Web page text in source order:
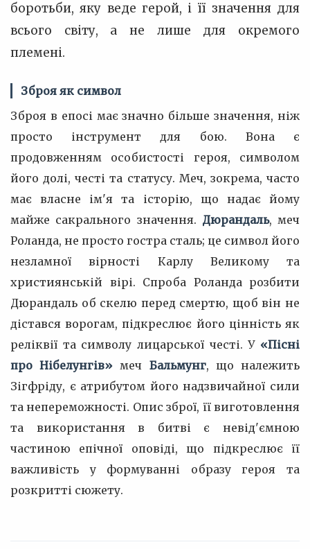
боротьби, яку веде герой, і її значення для
всього світу, а не лише для окремого
племені.
Зброя як символ
Зброя в епосі має значно більше значення, ніж
просто інструмент для бою. Вона є
продовженням особистості героя, символом
його долі, честі та статусу. Меч, зокрема, часто
має власне ім'я та історію, що надає йому
майже сакрального значення. Дюрандаль, меч
Роланда, не просто гостра сталь; це символ його
незламної вірності Карлу Великому та
християнській вірі. Спроба Роланда розбити
Дюрандаль об скелю перед смертю, щоб він не
дістався ворогам, підкреслює його цінність як
реліквії та символу лицарської честі. У «Пісні
про Нібелунгів» меч Бальмунг, що належить
Зігфріду, є атрибутом його надзвичайної сили
та непереможності. Опис зброї, її виготовлення
та використання в битві є невід'ємною
частиною епічної оповіді, що підкреслює її
важливість у формуванні образу героя та
розкритті сюжету.